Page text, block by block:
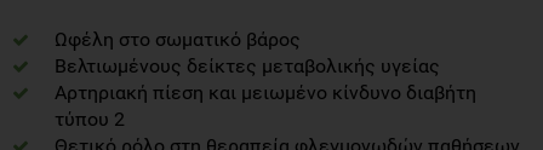
Ωφέλη στο σωματικό βάρος
Βελτιωμένους δείκτες μεταβολικής υγείας
Αρτηριακή πίεση και μειωμένο κίνδυνο διαβήτη
τύπου 2